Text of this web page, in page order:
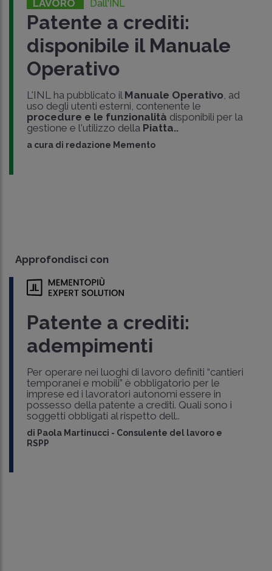
LAVORO Dall'INL
Patente a crediti:
disponibile il Manuale
Operativo
L'INL ha pubblicato il Manuale Operativo, ad
uso degli utenti esterni, contenente le
procedure e le funzionalità disponibili per la
gestione e l'utilizzo della Piatta..
a cura di redazione Memento
Approfondisci con
Patente a crediti:
adempimenti
Per operare nei luoghi di lavoro definiti “cantieri
temporanei e mobili” è obbligatorio per le
imprese ed i lavoratori autonomi essere in
possesso della patente a crediti. Quali sono i
soggetti obbligati al rispetto dell..
di Paola Martinucci - Consulente del lavoro e
RSPP